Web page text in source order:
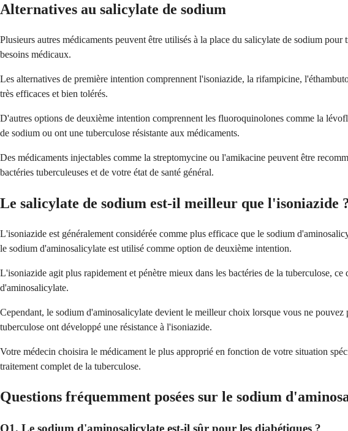
Alternatives au salicylate de sodium
Plusieurs autres médicaments peuvent être utilisés à la place du salicylate de sodium
besoins médicaux.
Les alternatives de première intention comprennent l'isoniazide, la rifampicine,
très efficaces et bien tolérés.
D'autres options de deuxième intention comprennent les fluoroquinolones comme la
de sodium ou ont une tuberculose résistante aux médicaments.
Des médicaments injectables comme la streptomycine ou l'amikacine peuvent être
bactéries tuberculeuses et de votre état de santé général.
Le salicylate de sodium est-il meilleur que l'isoniazide
L'isoniazide est généralement considérée comme plus efficace que le sodium
le sodium d'aminosalicylate est utilisé comme option de deuxième intention.
L'isoniazide agit plus rapidement et pénètre mieux dans les bactéries de la tuberculose,
d'aminosalicylate.
Cependant, le sodium d'aminosalicylate devient le meilleur choix lorsque vous ne
tuberculose ont développé une résistance à l'isoniazide.
Votre médecin choisira le médicament le plus approprié en fonction de votre situation
traitement complet de la tuberculose.
Questions fréquemment posées sur le sodium